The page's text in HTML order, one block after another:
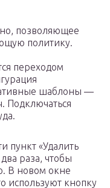
позволяющее
политику.
переходом
шаблоны —
Подключаться
пункт «Удалить
раза, чтобы
В новом окне
используют кнопку